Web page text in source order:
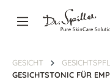
springen
GESICHT
GESICHTSTONIC FÜR